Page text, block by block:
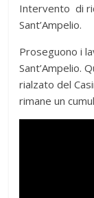
Intervento di
Sant’Ampelio.
Proseguono i
Sant’Ampelio.
rialzato del
rimane un